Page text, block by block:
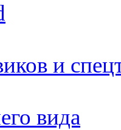
и
вида